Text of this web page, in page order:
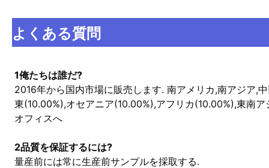
よくある質問
1俺たちは誰だ?
2016年から国内市場に販売します. 南アメリカ,南アジア,
東(10.00%),オセアニア(10.00%),アフリカ(10.00%),東南
オフィスへ
2品質を保証するには?
量産前には常に生産前サンプルを採取する.